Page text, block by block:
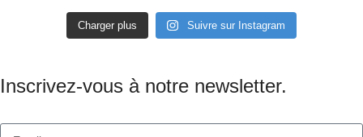
Charger plus Suivre sur Instagram
Inscrivez-vous à notre newsletter.